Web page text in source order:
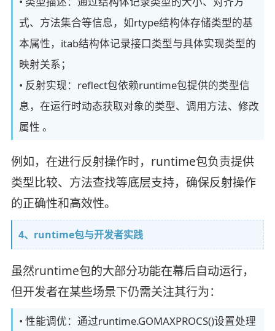
式、方法集合等信息，如rtype结构体存储类型的基
本属性，itab结构体记录接口类型与具体实现类型的
映射关系；
• 反射实现：reflect包依赖runtime包提供的类型信
息，在运行时动态获取对象的类型、调用方法、修改
属性 。
例如，在进行反射操作时，runtime包负责提供
类型比较、方法查找等底层支持，确保反射操作
的正确性和高效性。
4、runtime包与开发者实践
虽然runtime包的大部分功能在幕后自动运行，
但开发者在某些场景下仍需关注其行为：
• 性能调优：通过runtime.GOMAXPROCS()设置处理